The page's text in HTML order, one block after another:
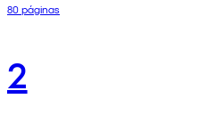
80 páginas
2